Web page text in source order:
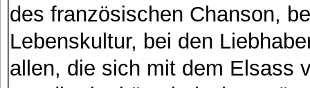
des französischen Chanson,
Lebenskultur, bei den
allen, die sich mit dem Elsass